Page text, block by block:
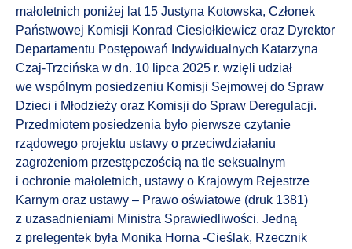
małoletnich poniżej lat 15 Justyna Kotowska, Członek
Państwowej Komisji Konrad Ciesiołkiewicz oraz Dyrektor
Departamentu Postępowań Indywidualnych Katarzyna
Czaj-Trzcińska w dn. 10 lipca 2025 r. wzięli udział
we wspólnym posiedzeniu Komisji Sejmowej do Spraw
Dzieci i Młodzieży oraz Komisji do Spraw Deregulacji.
Przedmiotem posiedzenia było pierwsze czytanie
rządowego projektu ustawy o przeciwdziałaniu
zagrożeniom przestępczością na tle seksualnym
i ochronie małoletnich, ustawy o Krajowym Rejestrze
Karnym oraz ustawy – Prawo oświatowe (druk 1381)
z uzasadnieniami Ministra Sprawiedliwości. Jedną
z prelegentek była Monika Horna -Cieślak, Rzecznik